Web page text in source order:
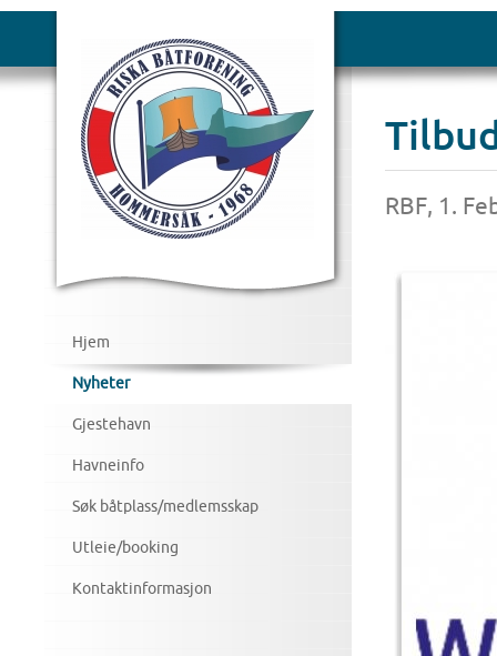
Hjem
Nyheter
Gjestehavn
Havneinfo
Søk båtplass/medlemsskap
Utleie/booking
Kontaktinformasjon
RBF, 1.